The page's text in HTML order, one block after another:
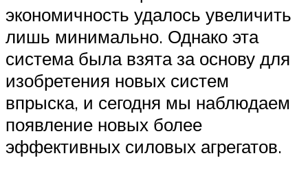
экономичность удалось увеличить
лишь минимально. Однако эта
система была взята за основу для
изобретения новых систем
впрыска, и сегодня мы наблюдаем
появление новых более
эффективных силовых агрегатов.